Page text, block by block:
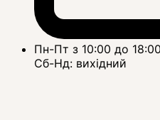
Пн-Пт з 10:00 до 18:00
Сб-Нд: вихідний